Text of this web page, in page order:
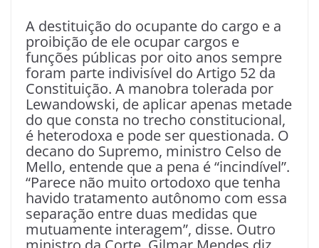
A destituição do ocupante do cargo e a
proibição de ele ocupar cargos e
funções públicas por oito anos sempre
foram parte indivisível do Artigo 52 da
Constituição. A manobra tolerada por
Lewandowski, de aplicar apenas metade
do que consta no trecho constitucional,
é heterodoxa e pode ser questionada. O
decano do Supremo, ministro Celso de
Mello, entende que a pena é “incindível”.
“Parece não muito ortodoxo que tenha
havido tratamento autônomo com essa
separação entre duas medidas que
mutuamente interagem”, disse. Outro